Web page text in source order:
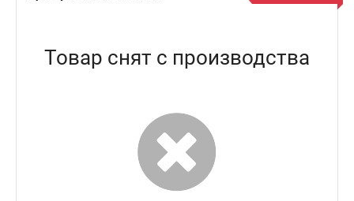
Товар снят с производства